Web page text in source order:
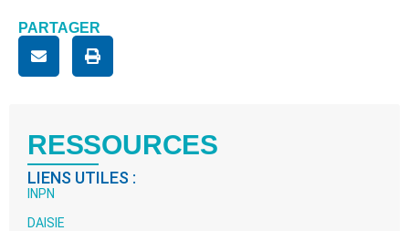
PARTAGER
RESSOURCES
LIENS UTILES :
INPN
DAISIE